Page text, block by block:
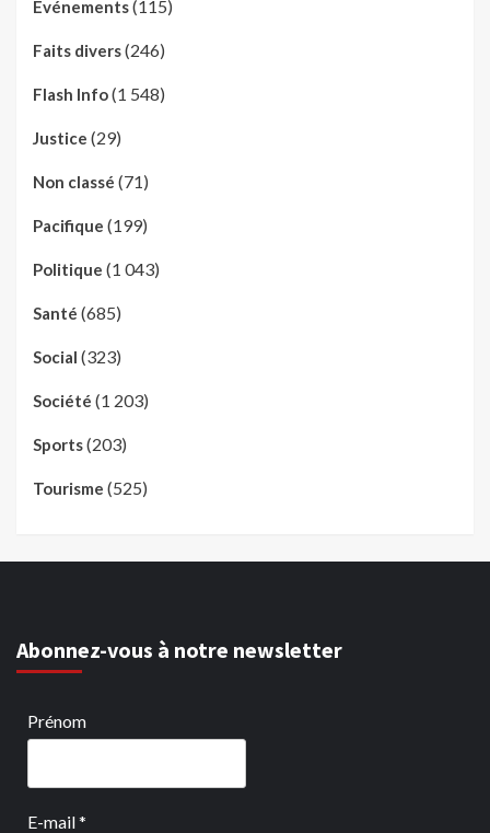
Evénements(115)
Faits divers(246)
Flash Info(1 548)
Justice (29)
Non classé (71)
Pacifique (199)
Politique (1 043)
Santé (685)
Social (323)
Société (1 203)
Sports(203)
Tourisme (525)
Abonnez-vous à notre newsletter
Prénom
E-mail*